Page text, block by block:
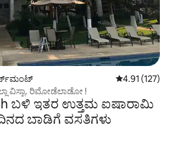
ಅಪಾರ್ಟ್‌ಮಂಟ್ 5 ರಲ್ಲಿ 4.91
4.91 (127)
ವಿಸ್ಟಾ. ರಿಮೋಡೆಲಾಡೋ !
ಬಳಿ ಇತರ ಉತ್ತಮ ಐಷಾರಾಮಿ
ಬಾಡಿಗೆ ವಸತಿಗಳು